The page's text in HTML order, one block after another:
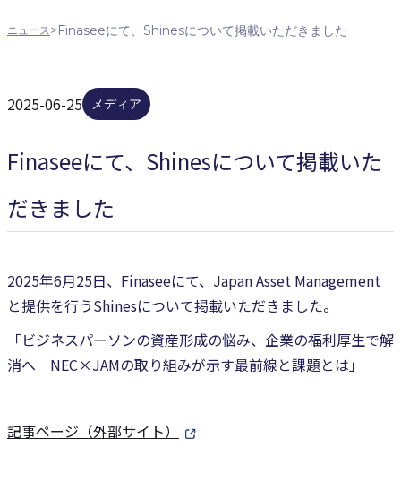
ニュース>Finaseeにて、Shinesについて掲載いただきました
2025-06-25 メディア
Finaseeにて、Shinesについて掲載いた
だきました
2025年6月25日、Finaseeにて、Japan Asset Management
と提供を行うShinesについて掲載いただきました。
「ビジネスパーソンの資産形成の悩み、企業の福利厚生で解
消へ NEC×JAMの取り組みが示す最前線と課題とは」
記事ページ（外部サイト）